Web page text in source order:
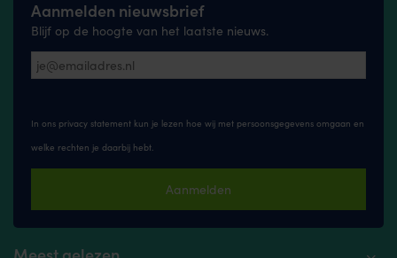
Aanmelden nieuwsbrief
Blijf op de hoogte van het laatste nieuws.
In ons privacy statement kun je lezen hoe wij met persoonsgegevens omgaan en
welke rechten je daarbij hebt.
Aanmelden